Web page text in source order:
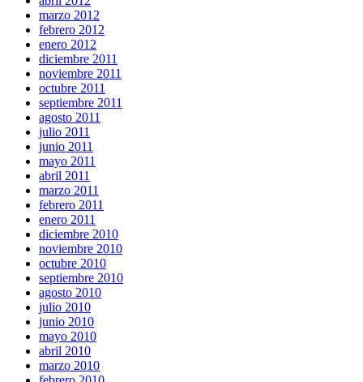
marzo 2012
febrero 2012
enero 2012
diciembre 2011
noviembre 2011
octubre 2011
septiembre 2011
agosto 2011
julio 2011
junio 2011
mayo 2011
abril 2011
marzo 2011
febrero 2011
enero 2011
diciembre 2010
noviembre 2010
octubre 2010
septiembre 2010
agosto 2010
julio 2010
junio 2010
mayo 2010
abril 2010
marzo 2010